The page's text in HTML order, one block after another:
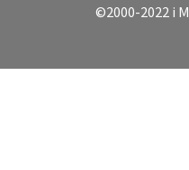
©2000-2022 i